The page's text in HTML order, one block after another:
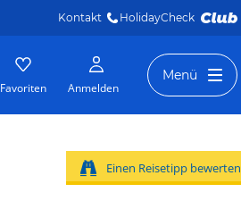
Kontakt HolidayCheck
Favoriten Anmelden
Menü
Einen Reisetipp bewerten